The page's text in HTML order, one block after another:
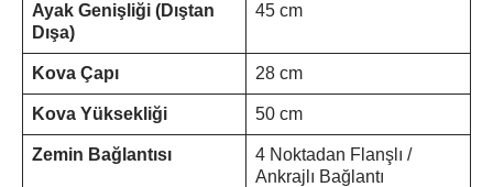
Ayak Genişliği (Dıştan
Dışa)
45 cm
Kova Çapı 28 cm
Kova Yüksekliği 50 cm
Zemin Bağlantısı
4 Noktadan Flanşlı /
Ankrajlı Bağlantı